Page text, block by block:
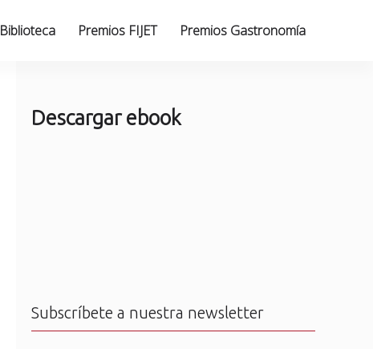
Biblioteca Premios FIJET Premios Gastronomía
Descargar ebook
Subscríbete a nuestra newsletter